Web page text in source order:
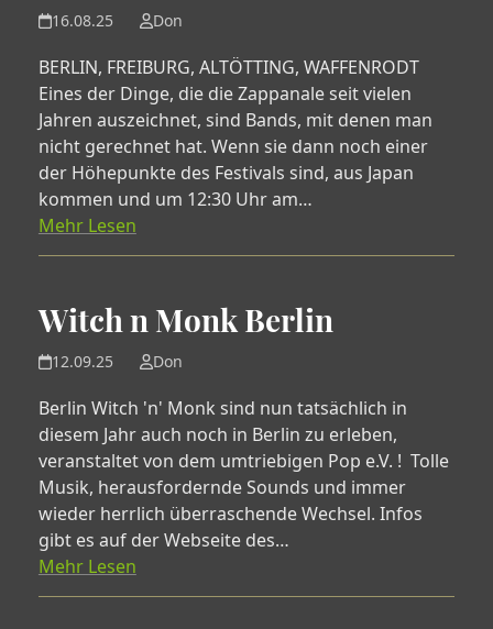
16.08.25 Don
BERLIN, FREIBURG, ALTÖTTING, WAFFENRODT
Eines der Dinge, die die Zappanale seit vielen
Jahren auszeichnet, sind Bands, mit denen man
nicht gerechnet hat. Wenn sie dann noch einer
der Höhepunkte des Festivals sind, aus Japan
kommen und um 12:30 Uhr am…
Mehr Lesen
Witch n Monk Berlin
12.09.25 Don
Berlin Witch 'n' Monk sind nun tatsächlich in
diesem Jahr auch noch in Berlin zu erleben,
veranstaltet von dem umtriebigen Pop e.V. ! Tolle
Musik, herausfordernde Sounds und immer
wieder herrlich überraschende Wechsel. Infos
gibt es auf der Webseite des…
Mehr Lesen